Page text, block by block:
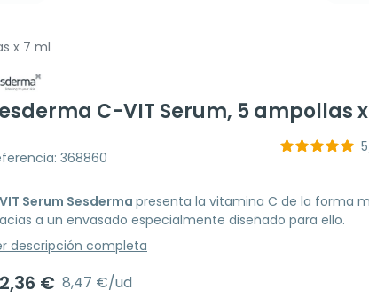
x 7 ml
C-VIT Serum, 5 ampollas
368860
5
Serum Sesdermapresenta la vitamina C de la forma
a un envasado especialmente diseñado para ello.
descripción completa
€ 8,47 €/ud